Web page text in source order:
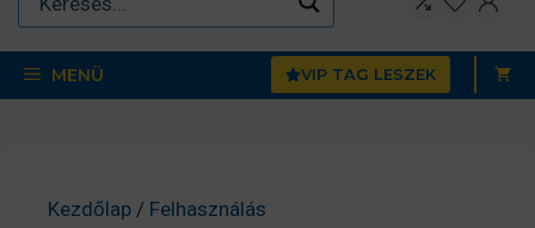
MENÜ VIP TAG LESZEK
Kezdőlap / Felhasználás